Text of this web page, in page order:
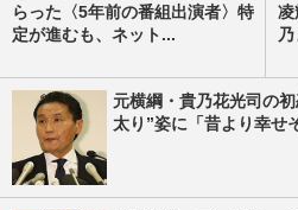
らった〈5年前の番組出演者〉特
定が進むも、ネット...
凌
元横綱・貴乃花光司の
太り”姿に「昔より幸せ